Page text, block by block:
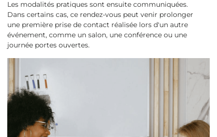
Les modalités pratiques sont ensuite communiquées.
Dans certains cas, ce rendez-vous peut venir prolonger
une première prise de contact réalisée lors d'un autre
événement, comme un salon, une conférence ou une
journée portes ouvertes.